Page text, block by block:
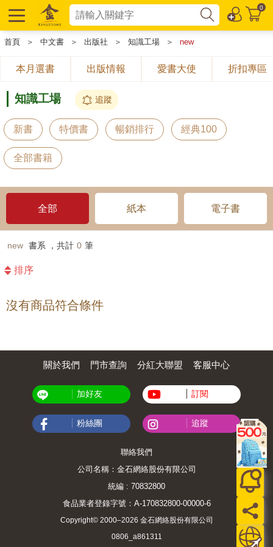
0
首頁 ＞ 中文書 ＞ 出版社 ＞ 知識工場 ＞ new
本月選書 出版情報 愛書大使 折扣專區
知識工場 追蹤
新書 特價書 暢銷排行 經典100
全部書籍
全部 紙本 電子書
new 書系 ，共計 0 筆
排序
沒有商品符合條件
關於我們 門市查詢 分紅大聯盟 客服中心
加好友 訂閱
粉絲團 追蹤
聯絡我們
公司名稱：金石網絡股份有限公司
統編 : 70832800
食品業者登錄字號：A-170832800-00000-6
Copyright© 2000–2026 金石網絡股份有限公司
0806_a861311